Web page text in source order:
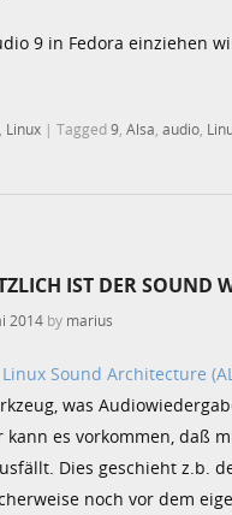
9 in Fedora einziehen
Linux |Tagged9 ,Alsa ,audio
IST DER SOUND
2014 by marius
Sound Architecture
was
kann es vorkommen, daß
Dies geschieht z.b.
noch vor dem